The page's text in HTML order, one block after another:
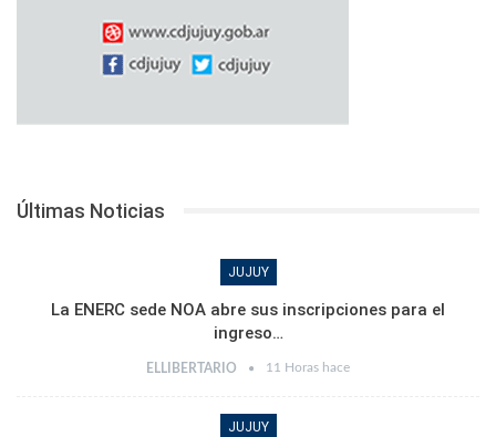
Últimas Noticias
JUJUY
La ENERC sede NOA abre sus inscripciones para el
ingreso…
ELLIBERTARIO 11 Horas hace
JUJUY